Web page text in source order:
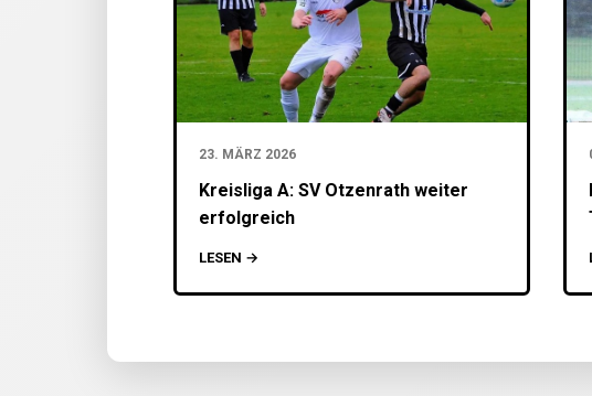
23. MÄRZ 2026
Kreisliga A: SV Otzenrath weiter
erfolgreich
LESEN →